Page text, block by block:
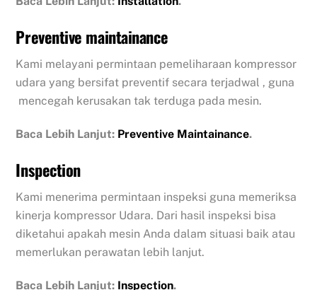
Preventive maintainance
Kami melayani permintaan pemeliharaan kompressor
udara yang bersifat preventif secara terjadwal , guna
mencegah kerusakan tak terduga pada mesin.
Baca Lebih Lanjut: Preventive Maintainance.
Inspection
Kami menerima permintaan inspeksi guna memeriksa
kinerja kompressor Udara. Dari hasil inspeksi bisa
diketahui apakah mesin Anda dalam situasi baik atau
memerlukan perawatan lebih lanjut.
Baca Lebih Lanjut: Inspection.